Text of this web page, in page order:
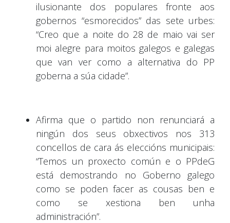
ilusionante dos populares fronte aos
gobernos “esmorecidos” das sete urbes:
“Creo que a noite do 28 de maio vai ser
moi alegre para moitos galegos e galegas
que van ver como a alternativa do PP
goberna a súa cidade”.
Afirma que o partido non renunciará a
ningún dos seus obxectivos nos 313
concellos de cara ás eleccións municipais:
“Temos un proxecto común e o PPdeG
está demostrando no Goberno galego
como se poden facer as cousas ben e
como se xestiona ben unha
administración”.